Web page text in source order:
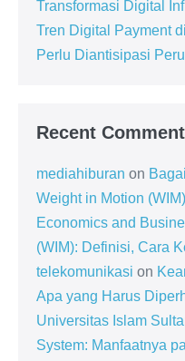
Transformasi Digital
Tren Digital Payment
Perlu Diantisipasi
Recent
mediahiburan on
Weight in Motion
Economics and
(WIM): Definisi, Cara
telekomunikasi on
Apa yang Harus
Universitas Islam
System: Manfaatnya